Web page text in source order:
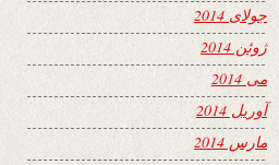
جولای 2014
ژوئن 2014
می 2014
آوریل 2014
مارس 2014